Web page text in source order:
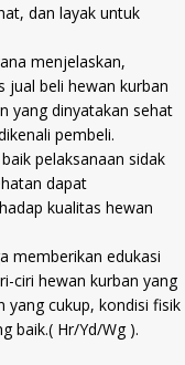
dan layak untuk
menjelaskan,
jual beli hewan kurban
yang dinyatakan sehat
pembeli.
pelaksanaan sidak
dapat
kualitas hewan
memberikan edukasi
ciri hewan kurban yang
yang cukup, kondisi fisik
baik.( Hr/Yd/Wg ).